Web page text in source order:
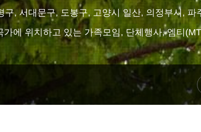
, 서대문구, 도봉구, 고양시 일산, 의정부시, 파
에 위치하고 있는 가족모임, 단체행사, 엠티